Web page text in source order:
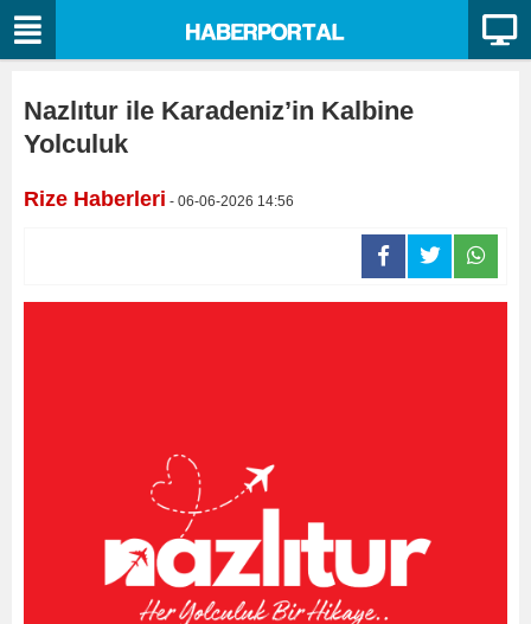
Nazlıtur ile Karadeniz’in Kalbine
Yolculuk
Rize Haberleri - 06-06-2026 14:56